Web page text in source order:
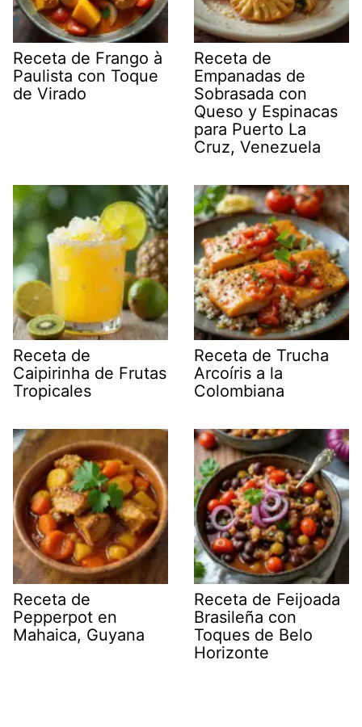
Receta de Frango à
Paulista con Toque
de Virado
Receta de
Empanadas de
Sobrasada con
Queso y Espinacas
para Puerto La
Cruz, Venezuela
Receta de
Caipirinha de Frutas
Tropicales
Receta de Trucha
Arcoíris a la
Colombiana
Receta de
Pepperpot en
Mahaica, Guyana
Receta de Feijoada
Brasileña con
Toques de Belo
Horizonte